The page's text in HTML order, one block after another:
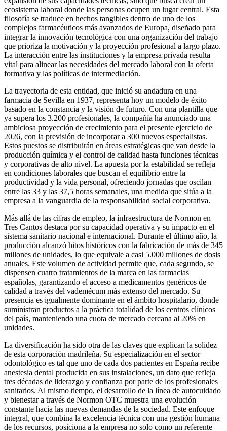
ecosistema laboral donde las personas ocupen un lugar central. Esta
filosofía se traduce en hechos tangibles dentro de uno de los
complejos farmacéuticos más avanzados de Europa, diseñado para
integrar la innovación tecnológica con una organización del trabajo
que prioriza la motivación y la proyección profesional a largo plazo.
La interacción entre las instituciones y la empresa privada resulta
vital para alinear las necesidades del mercado laboral con la oferta
formativa y las políticas de intermediación.
La trayectoria de esta entidad, que inició su andadura en una
farmacia de Sevilla en 1937, representa hoy un modelo de éxito
basado en la constancia y la visión de futuro. Con una plantilla que
ya supera los 3.200 profesionales, la compañía ha anunciado una
ambiciosa proyección de crecimiento para el presente ejercicio de
2026, con la previsión de incorporar a 300 nuevos especialistas.
Estos puestos se distribuirán en áreas estratégicas que van desde la
producción química y el control de calidad hasta funciones técnicas
y corporativas de alto nivel. La apuesta por la estabilidad se refleja
en condiciones laborales que buscan el equilibrio entre la
productividad y la vida personal, ofreciendo jornadas que oscilan
entre las 33 y las 37,5 horas semanales, una medida que sitúa a la
empresa a la vanguardia de la responsabilidad social corporativa.
Más allá de las cifras de empleo, la infraestructura de Normon en
Tres Cantos destaca por su capacidad operativa y su impacto en el
sistema sanitario nacional e internacional. Durante el último año, la
producción alcanzó hitos históricos con la fabricación de más de 345
millones de unidades, lo que equivale a casi 5.000 millones de dosis
anuales. Este volumen de actividad permite que, cada segundo, se
dispensen cuatro tratamientos de la marca en las farmacias
españolas, garantizando el acceso a medicamentos genéricos de
calidad a través del vademécum más extenso del mercado. Su
presencia es igualmente dominante en el ámbito hospitalario, donde
suministran productos a la práctica totalidad de los centros clínicos
del país, manteniendo una cuota de mercado cercana al 20% en
unidades.
La diversificación ha sido otra de las claves que explican la solidez
de esta corporación madrileña. Su especialización en el sector
odontológico es tal que uno de cada dos pacientes en España recibe
anestesia dental producida en sus instalaciones, un dato que refleja
tres décadas de liderazgo y confianza por parte de los profesionales
sanitarios. Al mismo tiempo, el desarrollo de la línea de autocuidado
y bienestar a través de Normon OTC muestra una evolución
constante hacia las nuevas demandas de la sociedad. Este enfoque
integral, que combina la excelencia técnica con una gestión humana
de los recursos, posiciona a la empresa no solo como un referente